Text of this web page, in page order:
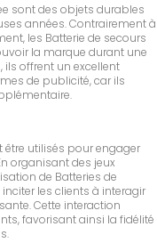
sont des objets durables
années. Contrairement à
les Batterie de secours
la marque durant une
ils offrent un excellent
de publicité, car ils
être utilisés pour engager
organisant des jeux
de Batteries de
les clients à interagir
Cette interaction
favorisant ainsi la fidélité